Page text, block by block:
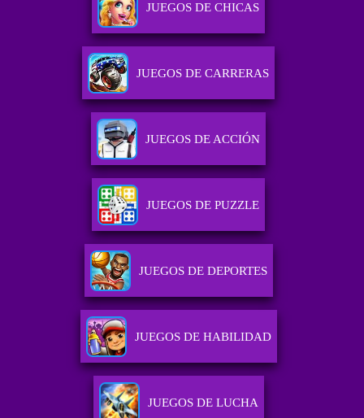
JUEGOS DE CHICAS
JUEGOS DE CARRERAS
JUEGOS DE ACCIÓN
JUEGOS DE PUZZLE
JUEGOS DE DEPORTES
JUEGOS DE HABILIDAD
JUEGOS DE LUCHA